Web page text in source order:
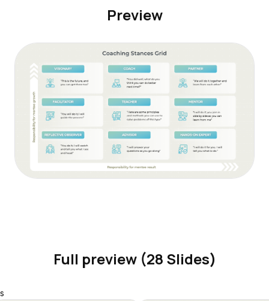
Preview
Full preview (28 Slides)
s